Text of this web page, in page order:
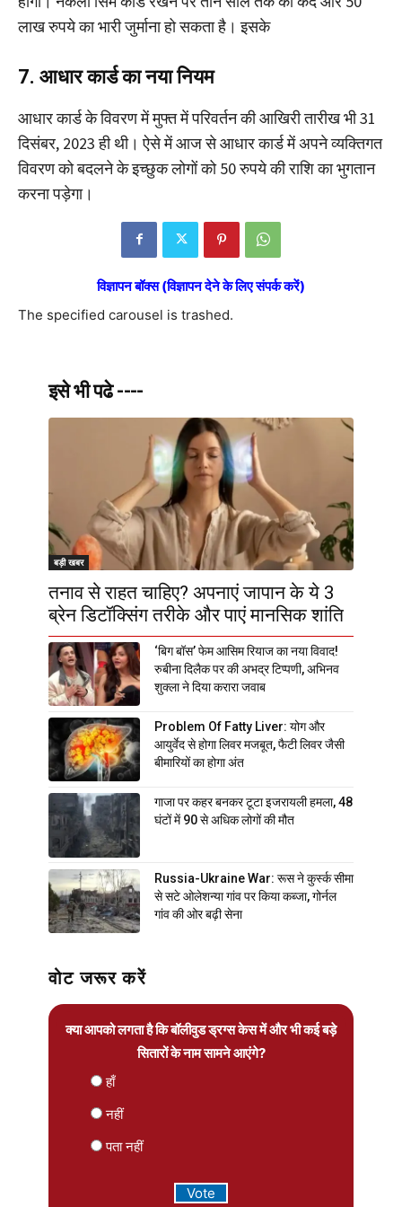
लाख रुपये का भारी जुर्माना हो सकता है। इसके
7. आधार कार्ड का नया नियम
आधार कार्ड के विवरण में मुफ्त में परिवर्तन की आखिरी तारीख भी 31
दिसंबर, 2023 ही थी। ऐसे में आज से आधार कार्ड में अपने व्यक्तिगत
विवरण को बदलने के इच्छुक लोगों को 50 रुपये की राशि का भुगतान
करना पड़ेगा।
विज्ञापन बॉक्स (विज्ञापन देने के लिए संपर्क करें)
The specified carousel is trashed.
इसे भी पढे ----
बड़ी खबर
तनाव से राहत चाहिए? अपनाएं जापान के ये 3
ब्रेन डिटॉक्सिंग तरीके और पाएं मानसिक शांति
‘बिग बॉस’ फेम आसिम रियाज का नया विवाद!
रुबीना दिलैक पर की अभद्र टिप्पणी, अभिनव
शुक्ला ने दिया करारा जवाब
Problem Of Fatty Liver: योग और
आयुर्वेद से होगा लिवर मजबूत, फैटी लिवर जैसी
बीमारियों का होगा अंत
गाजा पर कहर बनकर टूटा इजरायली हमला, 48
घंटों में 90 से अधिक लोगों की मौत
Russia-Ukraine War: रूस ने कुर्स्क सीमा
से सटे ओलेशन्या गांव पर किया कब्जा, गोर्नल
गांव की ओर बढ़ी सेना
वोट जरूर करें
क्या आपको लगता है कि बॉलीवुड ड्रग्स केस में और भी कई बड़े
सितारों के नाम सामने आएंगे?
हाँ
नहीं
पता नहीं